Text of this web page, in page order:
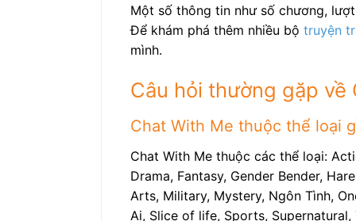
Một số thông tin như số chương,
Để khám phá thêm nhiều bộ truyện
mình.
Câu hỏi thường gặp về
Chat With Me thuộc thể loại
Chat With Me thuộc các thể loại:
Drama, Fantasy, Gender Bender,
Arts, Military, Mystery, Ngôn Tình,
Ai, Slice of life, Sports, Supernatural,